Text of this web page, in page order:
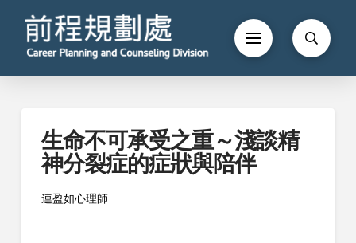
生命不可承受之重～淺談精
神分裂症的症狀與陪伴
連盈如心理師